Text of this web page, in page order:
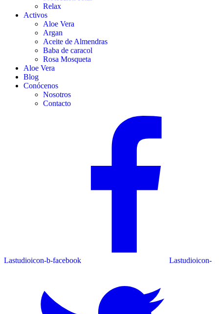
Relax
Activos
Aloe Vera
Argan
Aceite de Almendras
Baba de caracol
Rosa Mosqueta
Aloe Vera
Blog
Conócenos
Nosotros
Contacto
Lastudioicon-b-facebook Lastudioicon-